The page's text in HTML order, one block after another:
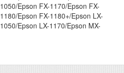
1050/Epson FX-1170/Epson FX-
1180/Epson FX-1180+/Epson LX-
1050/Epson LX-1170/Epson MX-